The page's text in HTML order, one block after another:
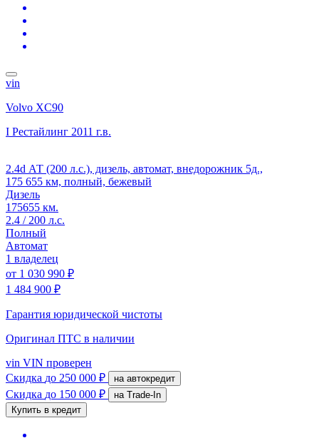
vin
Volvo XC90
I Рестайлинг 2011 г.в.
2.4d АТ (200 л.с.), дизель, автомат, внедорожник 5д.,
175 655 км, полный, бежевый
Дизель
175655 км.
2.4 / 200 л.с.
Полный
Автомат
1 владелец
от 1 030 990 ₽
1 484 900 ₽
Гарантия юридической чистоты
Оригинал ПТС в наличии
vin VIN проверен
Скидка до 250 000 ₽ на автокредит
Скидка до 150 000 ₽
на Trade-In
Купить в кредит